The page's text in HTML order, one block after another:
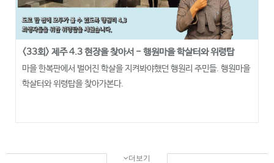
<33회> 제주 4.3 현장을 찾아서 - 행원마을 학살터와 위령탑
마을 한복판에서 벌어진 학살을 지켜봐야했던 행원리 주민들. 행원마을
학살터와 위령탑을 찾아가본다.
더보기